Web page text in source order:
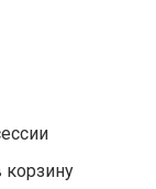
корзину